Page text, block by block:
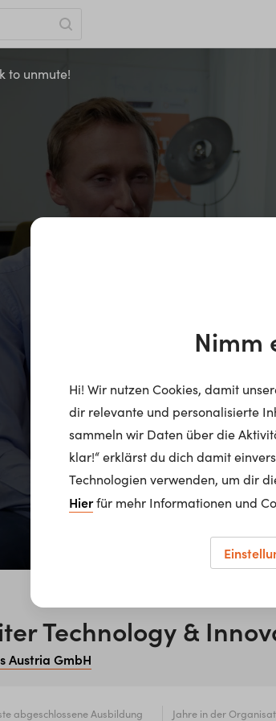
to unmute!
Technology &
Austria GmbH
abgeschlossene Ausbildung Jahre in der
Nimm
Hi! Wir nutzen Cookies, damit
dir relevante und personalisierte
sammeln wir Daten über die
klar!“ erklärst du dich damit
Technologien verwenden, um dir
Hierfür mehr Informationen und